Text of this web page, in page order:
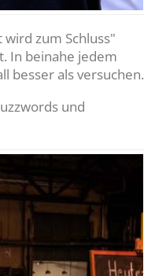
zum Schluss"
In beinahe jedem
besser als versuchen.
und